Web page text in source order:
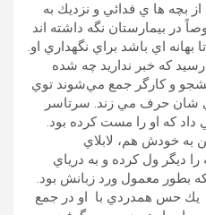
بچه ها ي فدائي و نزديك به
در بيمارستان نگه داشته اند
بهانه اي باشد براي نگهداري او.
كه خبر نداريد چه شده
و كارگر جمع مي‌شوند توي
شان حرف مي زند. سرتاسر
كه او را مست كرده بود.
به خودش هم، لابلاي
ديگر ول كرده و به درياي
بطور معمول ورد زبانش بود.
يك حس همدردي با او در جمع